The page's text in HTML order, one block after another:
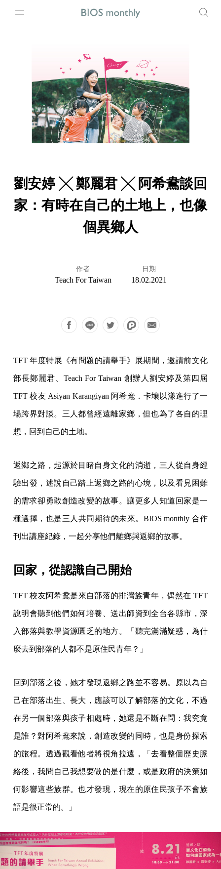
劉安婷 ╳ 鄭麗君 ╳ 阿希鴦談回
家：有時在自己的土地上，也像
個異鄉人
作者
Teach For Taiwan
日期
18.02.2021
TFT 年度特展《有問題的請舉手》展期間，邀請前文化
部長鄭麗君、Teach For Taiwan 創辦人劉安婷及第四屆
TFT 校友 Asiyan Karangiyan 阿希鴦．卡壤以漾進行了一
場跨界對談。三人都曾經遠離家鄉，但也為了各自的理
想，回到自己的土地。
返鄉之路，起源於目睹自身文化的消逝，三人從自身經
驗出發，述說自己踏上返鄉之路的心境，以及看見困難
的需求卻勇敢創造改變的故事。讓更多人知道回家是一
種選擇，也是三人共同期待的未來。BIOS monthly 合作
刊出講座紀錄，一起分享他們離鄉與返鄉的故事。
回家，從認識自己開始
TFT 校友阿希鴦是來自部落的排灣族青年，偶然在 TFT
說明會聽到他們如何培養、送出師資到全台各縣市，深
入部落與教學資源匱乏的地方。「聽完滿滿疑惑，為什
麼去到部落的人都不是原住民青年？」
回到部落之後，她才發現返鄉之路並不容易。原以為自
己在部落出生、長大，應該可以了解部落的文化，不過
在另一個部落與孩子相處時，她還是不斷在問：我究竟
是誰？對阿希鴦來說，創造改變的同時，也是身份探索
的旅程。透過觀看他者將視角拉遠，「去看整個歷史脈
絡後，我問自己我想要做的是什麼，或是政府的決策如
何影響這些族群。也才發現，現在的原住民孩子不會族
語是很正常的。」